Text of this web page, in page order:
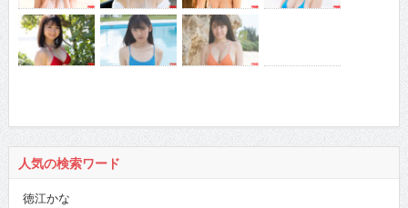
人気の検索ワード
徳江かな